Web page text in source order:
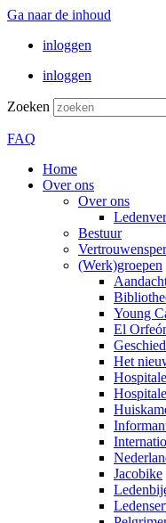
Ga naar de inhoud
inloggen
inloggen
Zoeken
FAQ
Home
Over ons
Over ons
Bestuur
(Werk)groepen
Young
El
Het
Jacobike